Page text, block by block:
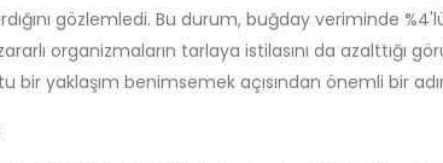
gözlemledi. Bu durum, buğday veriminde
organizmaların tarlaya istilasını da azalttığı
bir yaklaşım benimsemek açısından önemli bir